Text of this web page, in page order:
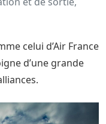
celui d’Air France
d’une grande